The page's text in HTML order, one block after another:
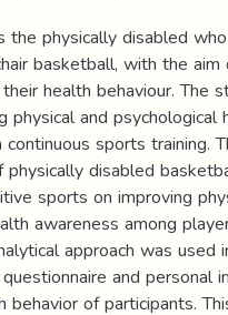
the physically disabled
basketball, with the
health behaviour. The
physical and
sports training.
disabled
sports on improving
awareness among
approach was
and
of participants.